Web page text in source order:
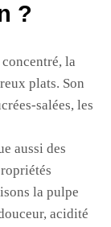
?
la
plats. Son
salées, les
aussi des
la pulpe
acidité